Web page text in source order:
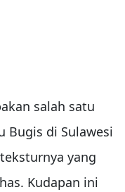
salah satu
Bugis di Sulawesi
yang
Kudapan ini